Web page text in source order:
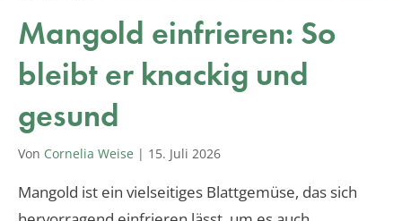
Mangold einfrieren: So
bleibt er knackig und
gesund
Von Cornelia Weise | 15. Juli 2026
Mangold ist ein vielseitiges Blattgemüse, das sich